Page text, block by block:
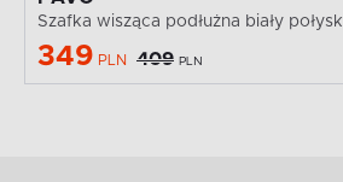
Szafka wisząca podłużna biały połysk
349 PLN 409 PLN